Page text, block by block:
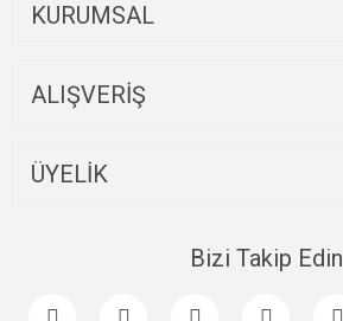
KURUMSAL
ALIŞVERİŞ
ÜYELİK
Bizi Takip Edin